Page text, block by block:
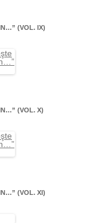
(VOL. IX)
(VOL. X)
(VOL. XI)